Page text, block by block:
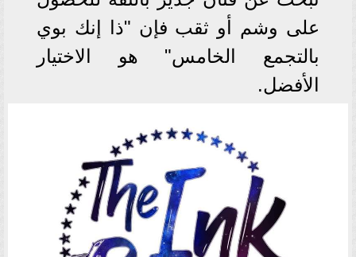
على وشم أو ثقب فإن "ذا إنك بوي
بالتجمع الخامس" هو الاختيار
الأفضل.